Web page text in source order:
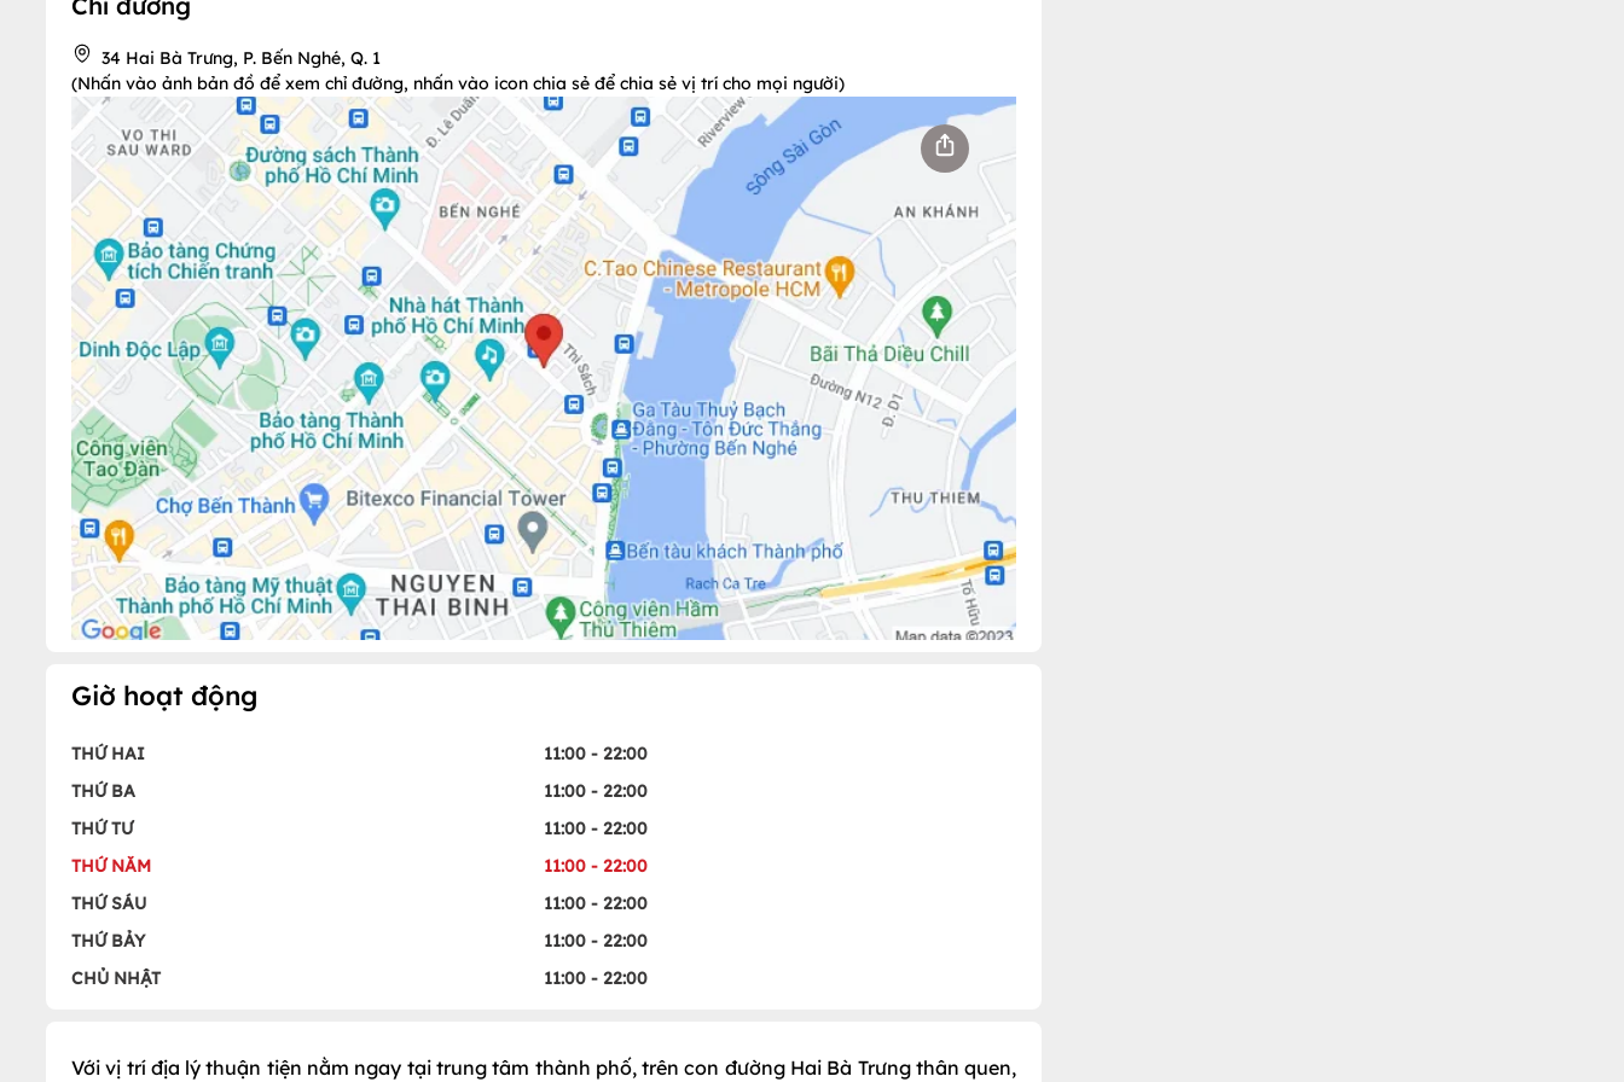
34 Hai Bà Trưng, P. Bến Nghé, Q. 1
(Nhấn vào ảnh bản đồ để xem chỉ đường, nhấn vào icon chia sẻ để chia sẻ vị trí cho mọi người)
Giờ hoạt động
THỨ HAI
11:00 - 22:00
THỨ BA
11:00 - 22:00
THỨ TƯ
11:00 - 22:00
THỨ NĂM
11:00 - 22:00
THỨ SÁU
11:00 - 22:00
THỨ BẢY
11:00 - 22:00
CHỦ NHẬT
11:00 - 22:00
Với vị trí địa lý thuận tiện nằm ngay tại trung tâm thành phố, trên con đường Hai Bà Trưng thân quen,